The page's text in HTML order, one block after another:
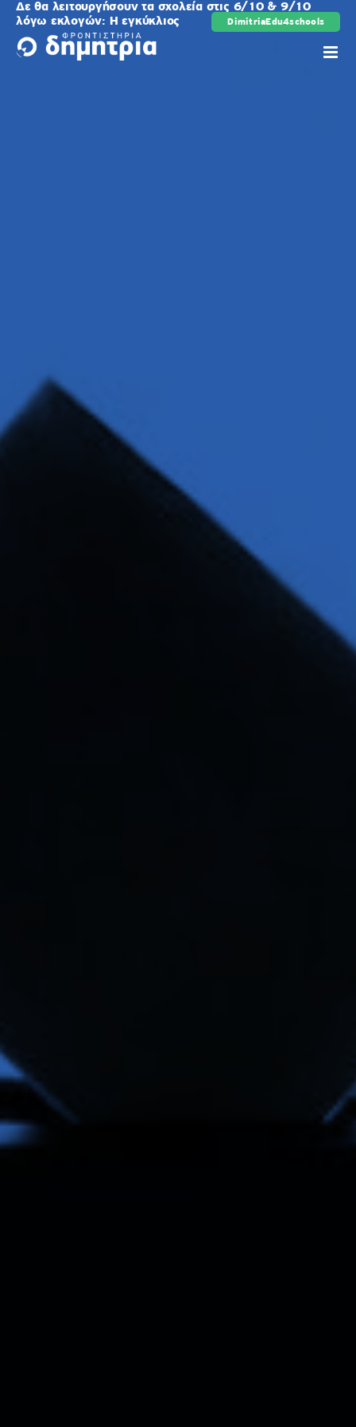
Μετάβαση
περιεχόμενο
DimitriaEdu4schools
Δε θα λειτουργήσουν τα σχολεία στις 6/10 & 9/10
λόγω εκλογών: Η εγκύκλιος